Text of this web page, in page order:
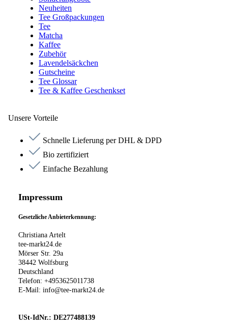
Neuheiten
Tee Großpackungen
Tee
Matcha
Kaffee
Zubehör
Lavendelsäckchen
Gutscheine
Tee Glossar
Tee & Kaffee Geschenkset
Unsere Vorteile
Schnelle Lieferung per DHL & DPD
Bio zertifiziert
Einfache Bezahlung
Impressum
Gesetzliche Anbieterkennung:
Christiana Artelt
tee-markt24.de
Mörser Str. 29a
38442 Wolfsburg
Deutschland
Telefon: +4953625011738
E-Mail: info@tee-markt24.de
USt-IdNr.: DE277488139